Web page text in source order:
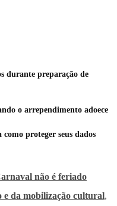
durante preparação de
o arrependimento adoece
proteger seus dados
não é feriado
e da mobilização cultural,